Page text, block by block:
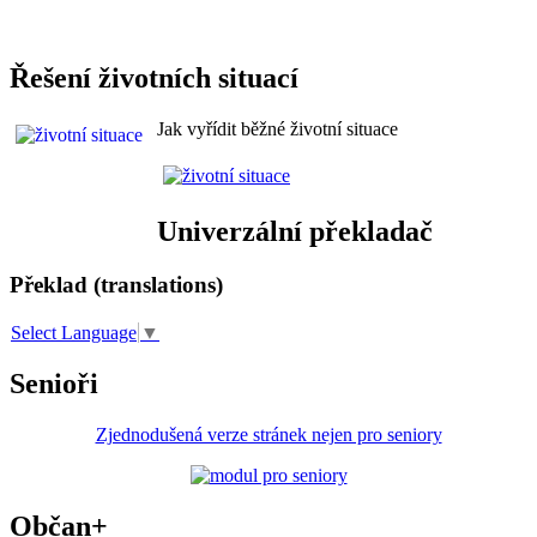
Řešení životních situací
Jak vyřídit běžné životní situace
Univerzální překladač
Překlad (translations)
Select Language ▼
Senioři
Zjednodušená verze stránek nejen pro seniory
Občan+